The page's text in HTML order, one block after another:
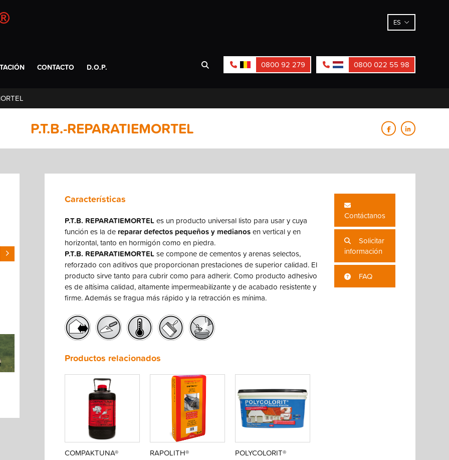
ES
CONTACTO D.O.P. 0800 92 279 0800 022 55 98
P.T.B.-REPARATIEMORTEL
Características
P.T.B. REPARATIEMORTELes un producto universal listo para usar y cuya
función es la de reparar defectos pequeños y medianosen vertical y en
horizontal, tanto en hormigón como en piedra.
P.T.B. REPARATIEMORTELse compone de cementos y arenas selectos,
reforzado con aditivos que proporcionan prestaciones de superior calidad. El
producto sirve tanto para cubrir como para adherir. Como producto adhesivo
es de altísima calidad, altamente impermeabilizante y de acabado resistente y
firme. Además se fragua más rápido y la retracción es mínima.
Contáctanos
Solicitar
información
FAQ
Productos relacionados
COMPAKTUNA® RAPOLITH® POLYCOLORIT®